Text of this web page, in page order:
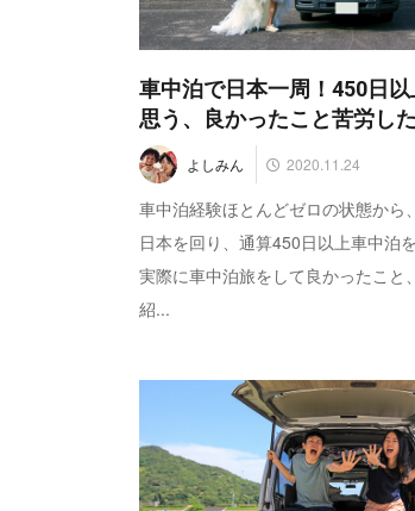
車中泊で日本一周！450日
思う、良かったこと苦労し
よしみん 2020.11.24
車中泊経験ほとんどゼロの状態から
日本を回り、通算450日以上車中泊
実際に車中泊旅をして良かったこと
紹...